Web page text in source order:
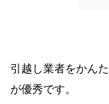
引越し業者をかん
が優秀です。